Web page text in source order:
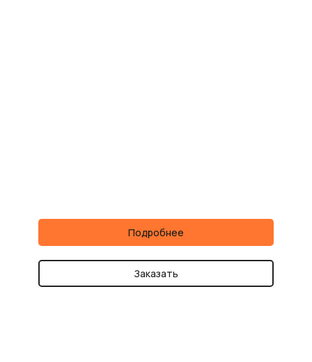
Подробнее
Заказать